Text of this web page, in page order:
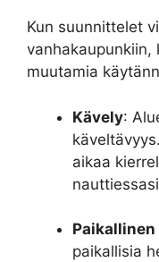
Kun suunnittelet
vanhakaupunkiin,
muutamia
Kävely:
aikaa
Paikallinen
paikallisia